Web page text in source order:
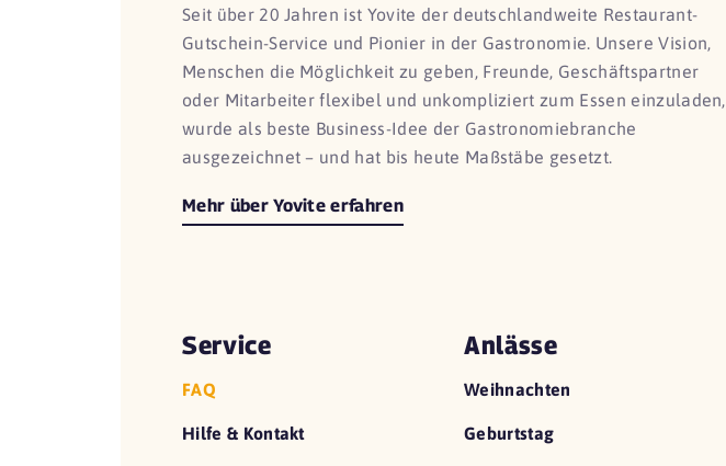
Seit über 20 Jahren ist Yovite der deutschlandweite Restaurant-
Gutschein-Service und Pionier in der Gastronomie. Unsere Vision,
Menschen die Möglichkeit zu geben, Freunde, Geschäftspartner
oder Mitarbeiter flexibel und unkompliziert zum Essen einzuladen,
wurde als beste Business-Idee der Gastronomiebranche
ausgezeichnet – und hat bis heute Maßstäbe gesetzt.
Mehr über Yovite erfahren
Service
FAQ
Hilfe & Kontakt
Anlässe
Weihnachten
Geburtstag